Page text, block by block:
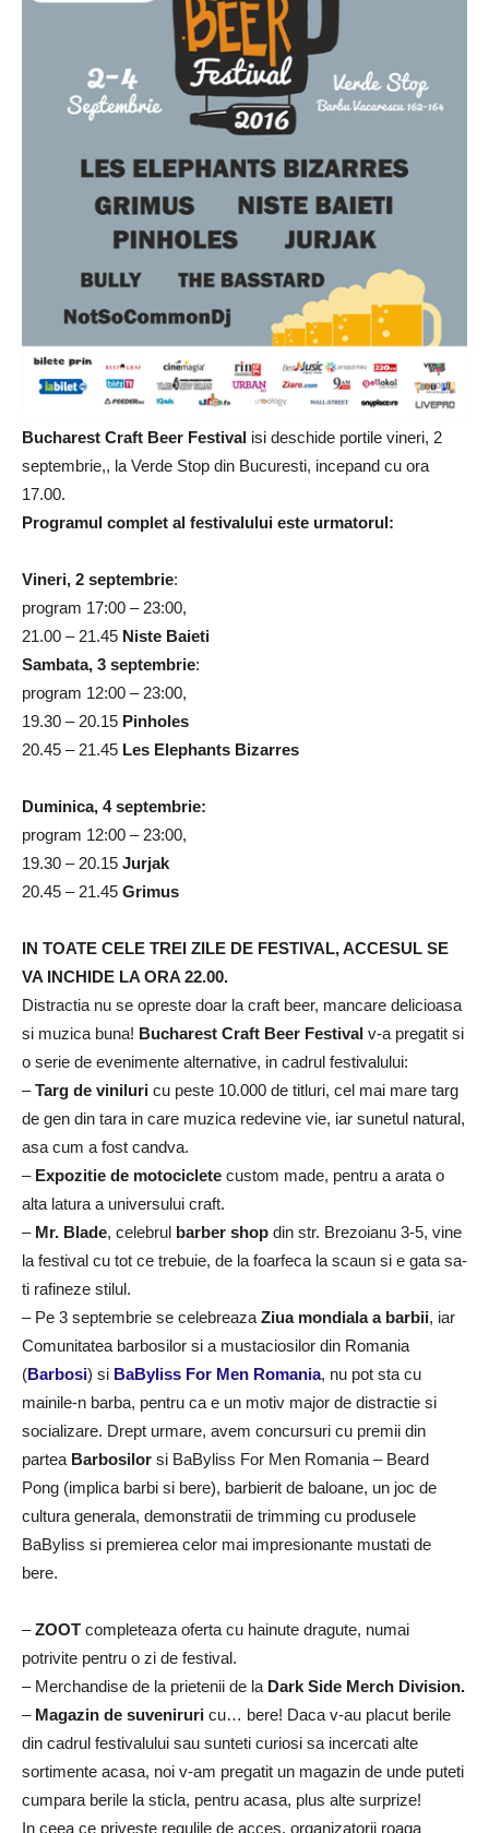
Bucharest Craft Beer Festival isi deschide portile vineri, 2
septembrie,, la Verde Stop din Bucuresti, incepand cu ora
17.00.
Programul complet al festivalului este urmatorul:
Vineri, 2 septembrie:
program 17:00 – 23:00,
21.00 – 21.45 Niste Baieti
Sambata, 3 septembrie:
program 12:00 – 23:00,
19.30 – 20.15 Pinholes
20.45 – 21.45 Les Elephants Bizarres
Duminica, 4 septembrie:
program 12:00 – 23:00,
19.30 – 20.15 Jurjak
20.45 – 21.45 Grimus
IN TOATE CELE TREI ZILE DE FESTIVAL, ACCESUL SE
VA INCHIDE LA ORA 22.00.
Distractia nu se opreste doar la craft beer, mancare delicioasa
si muzica buna! Bucharest Craft Beer Festival v-a pregatit si
o serie de evenimente alternative, in cadrul festivalului:
–Targ de viniluri cu peste 10.000 de titluri, cel mai mare targ
de gen din tara in care muzica redevine vie, iar sunetul natural,
asa cum a fost candva.
– Expozitie de motociclete custom made, pentru a arata o
alta latura a universului craft.
– Mr. Blade, celebrul barber shop din str. Brezoianu 3-5, vine
la festival cu tot ce trebuie, de la foarfeca la scaun si e gata sa-
ti rafineze stilul.
– Pe 3 septembrie se celebreaza Ziua mondiala a barbii, iar
Comunitatea barbosilor si a mustaciosilor din Romania
(Barbosi) si BaByliss For Men Romania, nu pot sta cu
mainile-n barba, pentru ca e un motiv major de distractie si
socializare. Drept urmare, avem concursuri cu premii din
partea Barbosilor si BaByliss For Men Romania – Beard
Pong (implica barbi si bere), barbierit de baloane, un joc de
cultura generala, demonstratii de trimming cu produsele
BaByliss si premierea celor mai impresionante mustati de
bere.
–ZOOT completeaza oferta cu hainute dragute, numai
potrivite pentru o zi de festival.
– Merchandise de la prietenii de la Dark Side Merch Division.
– Magazin de suveniruri cu… bere! Daca v-au placut berile
din cadrul festivalului sau sunteti curiosi sa incercati alte
sortimente acasa, noi v-am pregatit un magazin de unde puteti
cumpara berile la sticla, pentru acasa, plus alte surprize!
In ceea ce priveste regulile de acces, organizatorii roaga